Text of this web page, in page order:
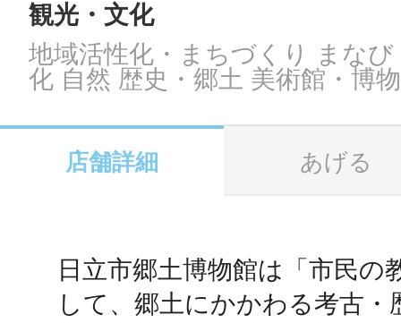
メール
観光・文化
地域活性化・まちづくり まな
化 自然 歴史・郷土 美術館・博
店舗詳細 あげる
日立市郷土博物館は「市民の
して、郷土にかかわる考古・
地域ごとの
智頭
鴻巣